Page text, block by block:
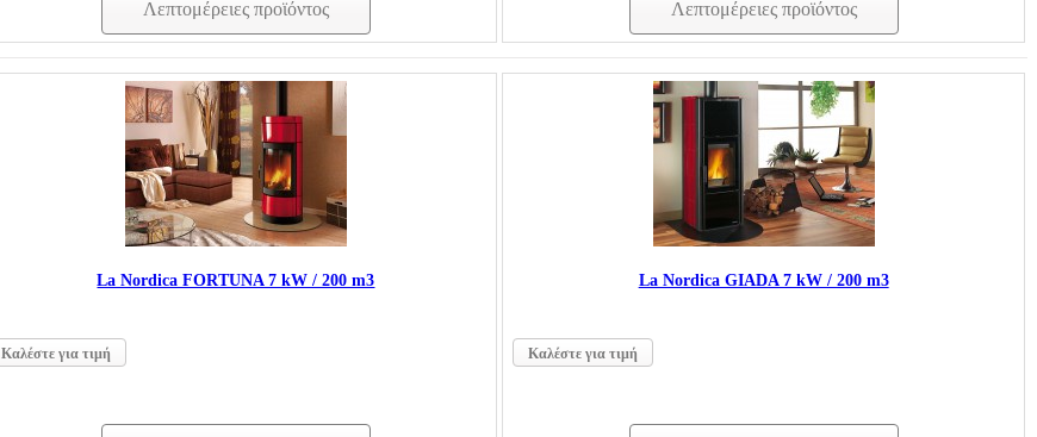
Λεπτομέρειες προϊόντος Λεπτομέρειες προϊόντος
La Nordica FORTUNA 7 kW / 200 m3
Καλέστε για τιμή
La Nordica GIADA 7 kW / 200 m3
Καλέστε για τιμή